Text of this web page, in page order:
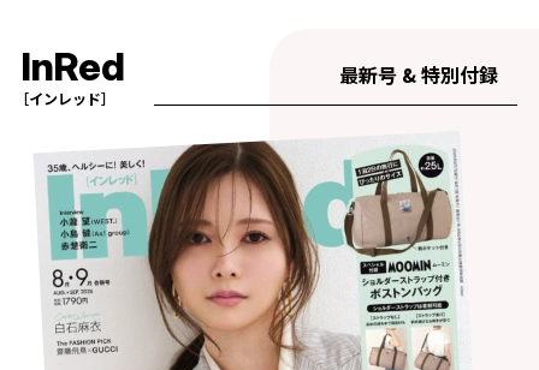
InRed
［インレッド］
最新号 & 特別付録